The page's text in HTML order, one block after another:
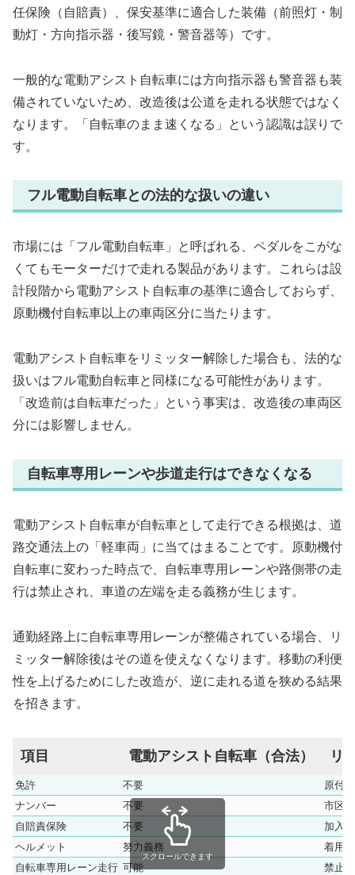
任保険（自賠責）、保安基準に適合した装備（前照灯・制
動灯・方向指示器・後写鏡・警音器等）です。
一般的な電動アシスト自転車には方向指示器も警音器も装
備されていないため、改造後は公道を走れる状態ではなく
なります。「自転車のまま速くなる」という認識は誤りで
す。
フル電動自転車との法的な扱いの違い
市場には「フル電動自転車」と呼ばれる、ペダルをこがな
くてもモーターだけで走れる製品があります。これらは設
計段階から電動アシスト自転車の基準に適合しておらず、
原動機付自転車以上の車両区分に当たります。
電動アシスト自転車をリミッター解除した場合も、法的な
扱いはフル電動自転車と同様になる可能性があります。
「改造前は自転車だった」という事実は、改造後の車両区
分には影響しません。
自転車専用レーンや歩道走行はできなくなる
電動アシスト自転車が自転車として走行できる根拠は、道
路交通法上の「軽車両」に当てはまることです。原動機付
自転車に変わった時点で、自転車専用レーンや路側帯の走
行は禁止され、車道の左端を走る義務が生じます。
通勤経路上に自転車専用レーンが整備されている場合、リ
ミッター解除後はその道を使えなくなります。移動の利便
性を上げるためにした改造が、逆に走れる道を狭める結果
を招きます。
項目 電動アシスト自転車（合法） リ
免許 不要
原付
ナンバー
不要
市区
自賠責保険
不要
加入
ヘルメット
努力義務
着用
自転車専用レーン走行 可能
禁止
スクロールできます